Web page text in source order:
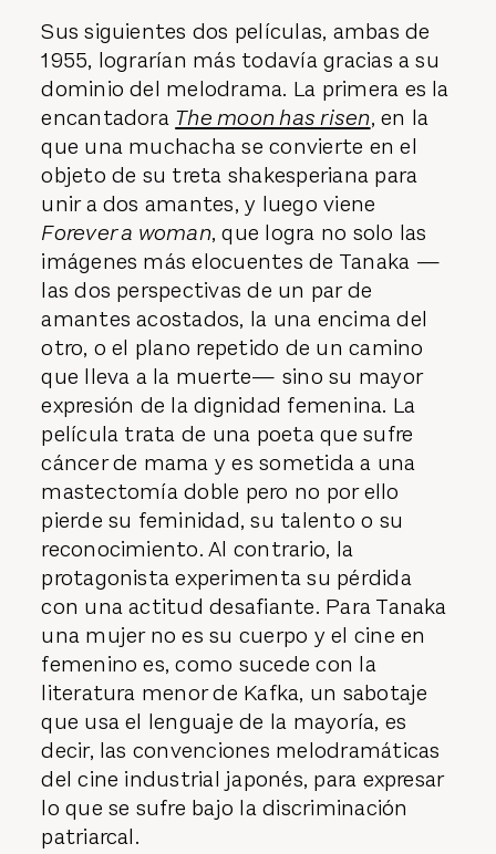
Sus siguientes dos películas, ambas de
1955, lograrían más todavía gracias a su
dominio del melodrama. La primera es la
encantadora The moon has risen, en la
que una muchacha se convierte en el
objeto de su treta shakesperiana para
unir a dos amantes, y luego viene
Forever a woman, que logra no solo las
imágenes más elocuentes de Tanaka —
las dos perspectivas de un par de
amantes acostados, la una encima del
otro, o el plano repetido de un camino
que lleva a la muerte— sino su mayor
expresión de la dignidad femenina. La
película trata de una poeta que sufre
cáncer de mama y es sometida a una
mastectomía doble pero no por ello
pierde su feminidad, su talento o su
reconocimiento. Al contrario, la
protagonista experimenta su pérdida
con una actitud desafiante. Para Tanaka
una mujer no es su cuerpo y el cine en
femenino es, como sucede con la
literatura menor de Kafka, un sabotaje
que usa el lenguaje de la mayoría, es
decir, las convenciones melodramáticas
del cine industrial japonés, para expresar
lo que se sufre bajo la discriminación
patriarcal.